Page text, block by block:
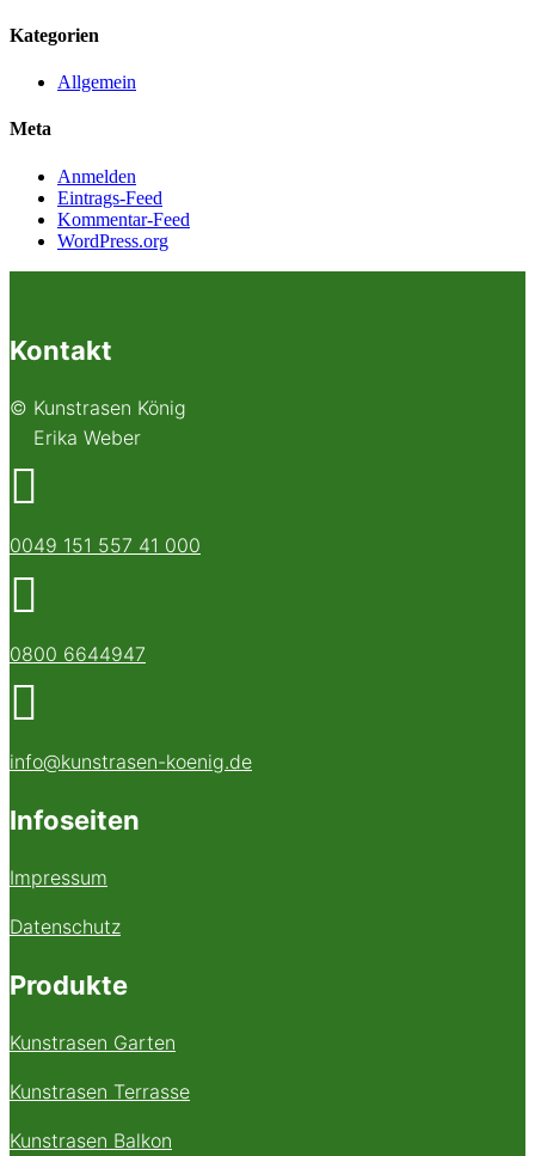
Kategorien
Allgemein
Meta
Anmelden
Eintrags-Feed
Kommentar-Feed
WordPress.org
Kontakt
© Kunstrasen König
Erika Weber

0049 151 557 41 000

0800 6644947

info@kunstrasen-koenig.de
Infoseiten
Impressum
Datenschutz
Produkte
Kunstrasen Garten
Kunstrasen Terrasse
Kunstrasen Balkon